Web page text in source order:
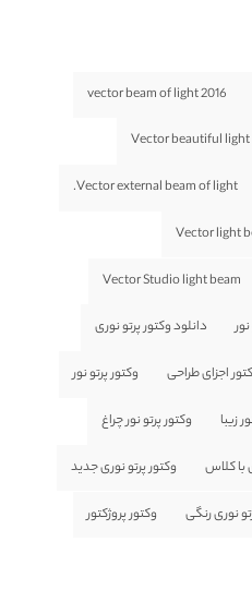
vector beam of light 2016
Vector beautiful light
Vector external beam of light.
Vector light
Vector Studio light beam
دانلود وکتور پرتو نوری
اجزای طراحی وکتور پرتو نور
زیبا وکتور پرتو نور چراغ
با کلاس وکتور پرتو نوری جدید
نوری رنگی وکتور پروژکتور